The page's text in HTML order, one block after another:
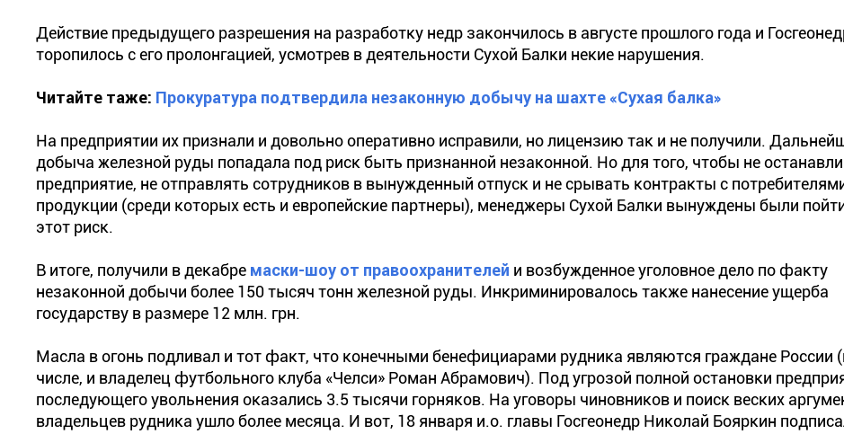
Действие предыдущего разрешения на разработку недр закончилось в августе прошлого года и
торопилось с его пролонгацией, усмотрев в деятельности Сухой Балки некие нарушения.
Читайте таже: Прокуратура подтвердила незаконную добычу на шахте «Сухая балка»
На предприятии их признали и довольно оперативно исправили, но лицензию так и не получили.
добыча железной руды попадала под риск быть признанной незаконной. Но для того, чтобы не
предприятие, не отправлять сотрудников в вынужденный отпуск и не срывать контракты с
продукции (среди которых есть и европейские партнеры), менеджеры Сухой Балки вынуждены были
этот риск.
В итоге, получили в декабре маски-шоу от правоохранителей и возбужденное уголовное дело по факту
незаконной добычи более 150 тысяч тонн железной руды. Инкриминировалось также нанесение ущерба
государству в размере 12 млн. грн.
Масла в огонь подливал и тот факт, что конечными бенефициарами рудника являются граждане России
числе, и владелец футбольного клуба «Челси» Роман Абрамович). Под угрозой полной остановки
последующего увольнения оказались 3.5 тысячи горняков. На уговоры чиновников и поиск веских
владельцев рудника ушло более месяца. И вот, 18 января и.о. главы Госгеонедр Николай Бояркин